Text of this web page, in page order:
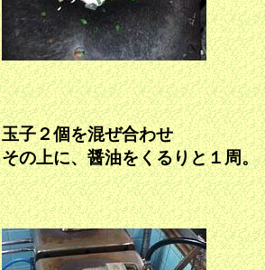
玉子２個を混ぜ合わせ
その上に、醤油をくるりと１周。